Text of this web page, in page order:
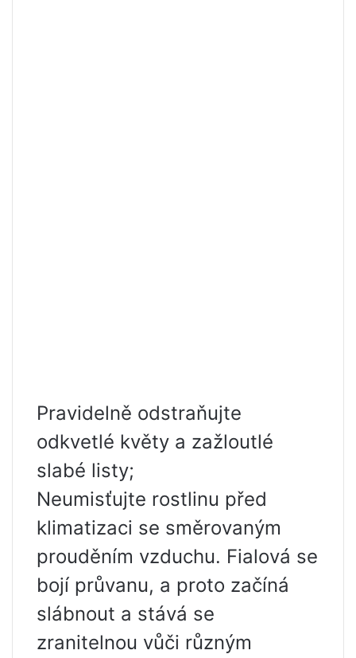
Pravidelně odstraňujte
odkvetlé květy a zažloutlé
slabé listy;
Neumisťujte rostlinu před
klimatizaci se směrovaným
prouděním vzduchu. Fialová se
bojí průvanu, a proto začíná
slábnout a stává se
zranitelnou vůči různým